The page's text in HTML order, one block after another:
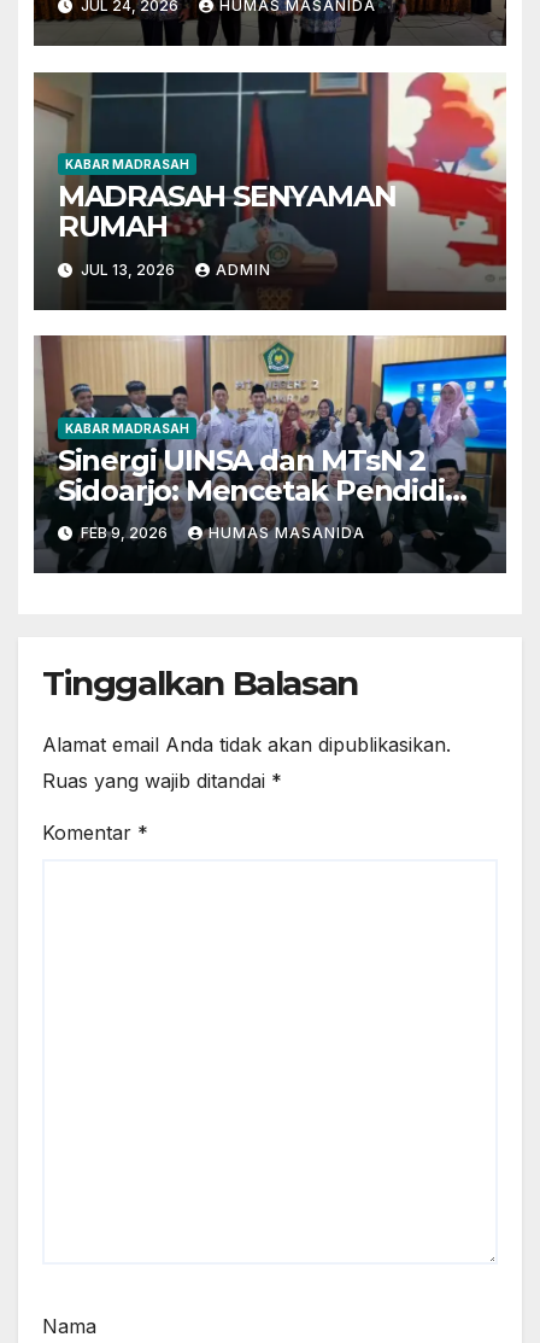
Learning
JUL 24, 2026 HUMAS MASANIDA
KABAR MADRASAH
MADRASAH SENYAMAN
RUMAH
JUL 13, 2026 ADMIN
KABAR MADRASAH
Sinergi UINSA dan MTsN 2
Sidoarjo: Mencetak Pendidik
Berkarakter Menghadapi
Tantangan Zaman
FEB 9, 2026 HUMAS MASANIDA
Tinggalkan Balasan
Alamat email Anda tidak akan dipublikasikan.
Ruas yang wajib ditandai *
Komentar *
Nama